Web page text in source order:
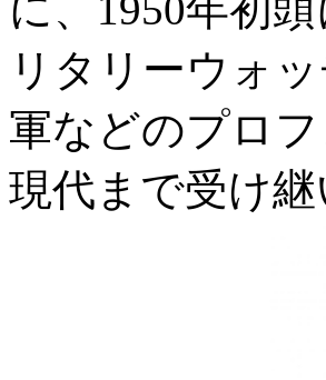
リタリーウォ
軍などのプロ
現代まで受け